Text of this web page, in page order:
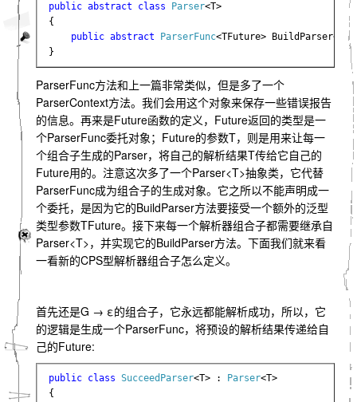
public abstract class Parser<T>
{
public abstract
ParserFunc<TFuture>
}
ParserFunc方法和上一篇非常类似，但是多了一个
ParserContext方法。我们会用这个对象来保存一些错误报告
的信息。再来是Future函数的定义，Future返回的类型是一
个ParserFunc委托对象；Future的参数T，则是用来让每一
个组合子生成的Parser，将自己的解析结果T传给它自己的
Future用的。注意这次多了一个Parser<T>抽象类，它代替
ParserFunc成为组合子的生成对象。它之所以不能声明成一
个委托，是因为它的BuildParser方法要接受一个额外的泛型
类型参数TFuture。接下来每一个解析器组合子都需要继承自
Parser<T>，并实现它的BuildParser方法。下面我们就来看
一看新的CPS型解析器组合子怎么定义。
首先还是G → ε的组合子，它永远都能解析成功，所以，它
的逻辑是生成一个ParserFunc，将预设的解析结果传递给自
己的Future:
public class SucceedParser<T> : Parser<T>
{